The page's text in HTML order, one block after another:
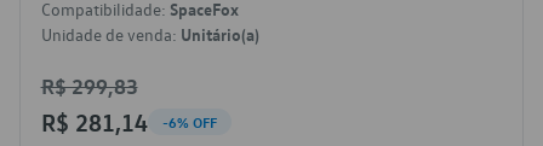
Compatibilidade: SpaceFox
Unidade de venda: Unitário(a)
R$ 299,83
R$ 281,14 -6% OFF